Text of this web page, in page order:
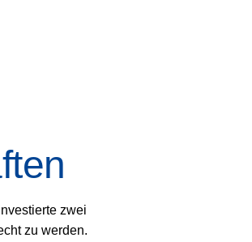
zwei
zu werden.